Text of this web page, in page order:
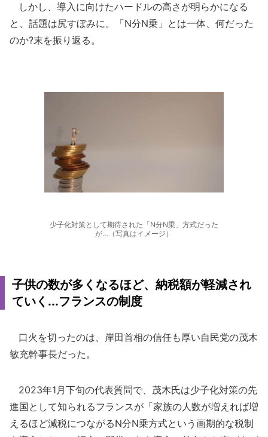
しかし、導入に向けたハードルの高さが明らかになる
と、話題は尻すぼみに。「N分N乗」とは一体、何だった
のか?末を振り返る。
少子化対策として期待された「N分N乗」方式だった
が…（写真はイメージ）
子供の数が多くなるほど、納税額が軽減され
ていく...フランスの制度
口火を切ったのは、岸田首相の信任も厚い自民党の茂木
敏充幹事長だった。
2023年1月下旬の代表質問で、茂木氏は少子化対策の先
進国として知られるフランスが「家族の人数が増えれば増
えるほど減税につながるN分N乗方式という画期的な税制